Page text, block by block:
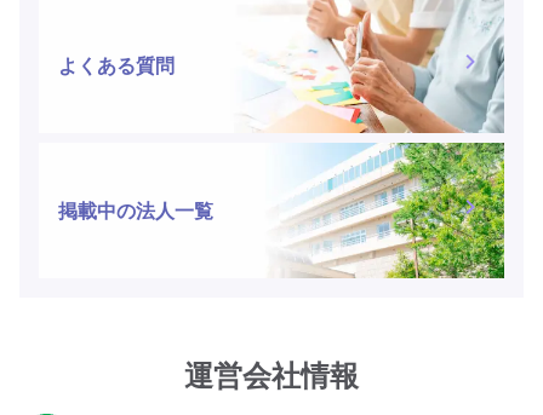
よくある質問
掲載中の法人一覧
運営会社情報